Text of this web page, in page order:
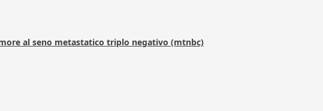
al seno metastatico triplo negativo (mtnbc)